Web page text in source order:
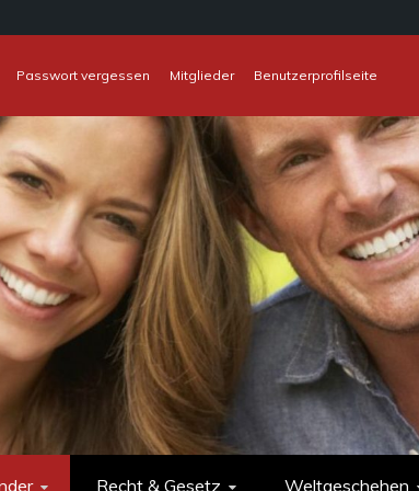
Passwort vergessen Mitglieder
Benutzerprofilseite
Recht & Gesetz Weltgeschehen